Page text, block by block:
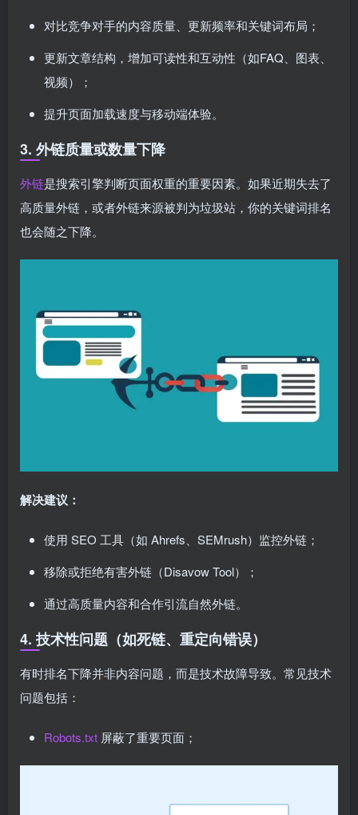
对比竞争对手的内容质量、更新频率和关键词布局；
更新文章结构，增加可读性和互动性（如FAQ、图表、
视频）；
提升页面加载速度与移动端体验。
3. 外链质量或数量下降
外链是搜索引擎判断页面权重的重要因素。如果近期失去了
高质量外链，或者外链来源被判为垃圾站，你的关键词排名
也会随之下降。
解决建议：
使用 SEO 工具（如 Ahrefs、SEMrush）监控外链；
移除或拒绝有害外链（Disavow Tool）；
通过高质量内容和合作引流自然外链。
4. 技术性问题（如死链、重定向错误）
有时排名下降并非内容问题，而是技术故障导致。常见技术
问题包括：
Robots.txt 屏蔽了重要页面；